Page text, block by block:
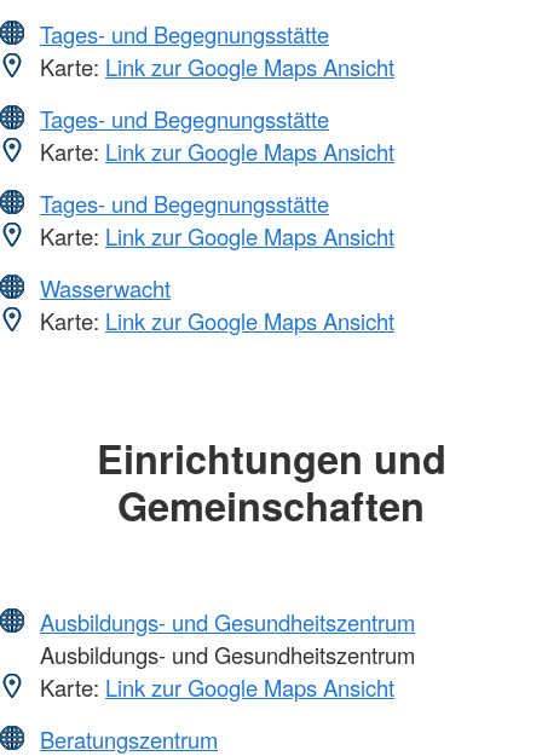
Tages- und Begegnungsstätte
Karte: Link zur Google Maps Ansicht
Tages- und Begegnungsstätte
Karte: Link zur Google Maps Ansicht
Tages- und Begegnungsstätte
Karte: Link zur Google Maps Ansicht
Wasserwacht
Karte: Link zur Google Maps Ansicht
Einrichtungen und
Gemeinschaften
Ausbildungs- und Gesundheitszentrum
Ausbildungs- und Gesundheitszentrum
Karte: Link zur Google Maps Ansicht
Beratungszentrum